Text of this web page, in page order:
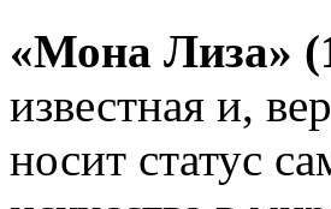
«Мона Лиза»
известная и,
носит статус